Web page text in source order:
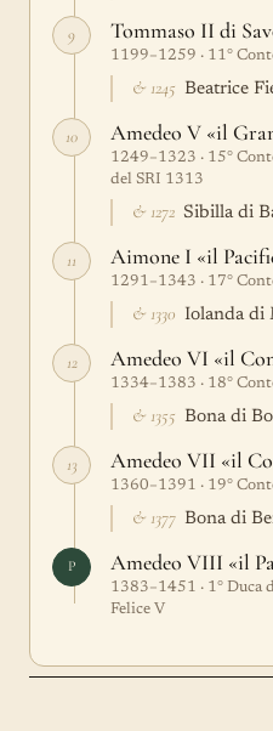
9 Tommaso II di
1199–1259 · 11°
& 1245 Beatrice
10 Amedeo V «il
1249–1323 · 15°
del SRI 1313
& 1272 Sibilla di
11 Aimone I «il
1291–1343 · 17°
& 1330 Iolanda di
12 Amedeo VI «il
1334–1383 · 18°
& 1355 Bona di
13 Amedeo VII «il
1360–1391 · 19°
& 1377 Bona di
P Amedeo VIII «il
1383–1451 · 1°
Felice V